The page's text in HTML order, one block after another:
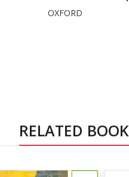
OXFORD
RELATED